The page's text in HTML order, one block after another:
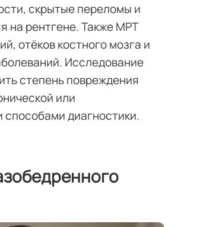
скрытые переломы и
на рентгене. Также МРТ
отёков костного мозга и
Исследование
степень повреждения
или
диагностики.